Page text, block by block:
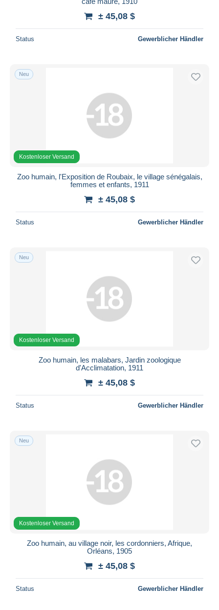
± 45,08 $
Status Gewerblicher Händler
Neu
Kostenloser Versand
Zoo humain, l'Exposition de Roubaix, le village sénégalais,
femmes et enfants, 1911
± 45,08 $
Status Gewerblicher Händler
Neu
Kostenloser Versand
Zoo humain, les malabars, Jardin zoologique
d'Acclimatation, 1911
± 45,08 $
Status Gewerblicher Händler
Neu
Kostenloser Versand
Zoo humain, au village noir, les cordonniers, Afrique,
Orléans, 1905
± 45,08 $
Status Gewerblicher Händler